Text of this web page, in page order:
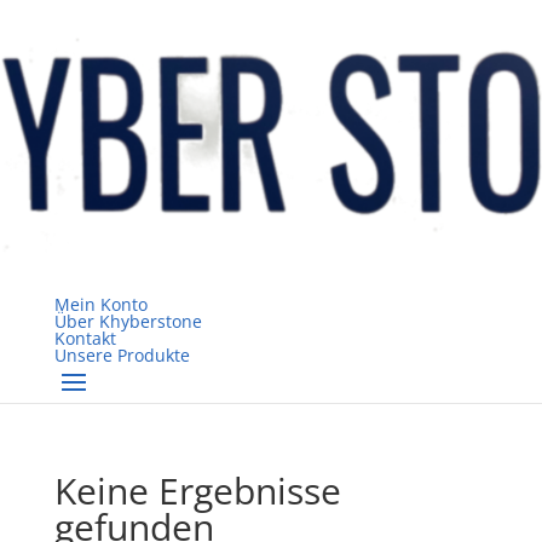
Mein Konto
Über Khyberstone
Kontakt
Unsere Produkte
Keine Ergebnisse
gefunden